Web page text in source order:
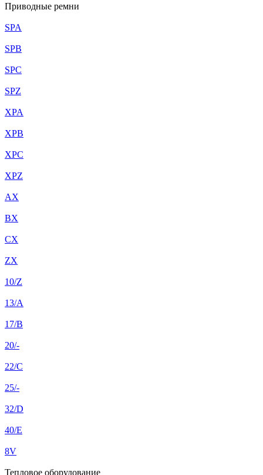
Приводные ремни
SPA
SPB
SPC
SPZ
XPA
XPB
XPC
XPZ
AX
BX
CX
ZX
10/Z
13/A
17/B
20/-
22/C
25/-
32/D
40/E
8V
Тепловое оборудование